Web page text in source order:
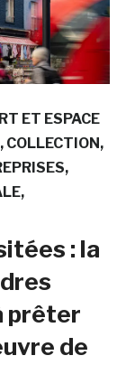
ET ESPACE
COLLECTION
: la
prêter
de